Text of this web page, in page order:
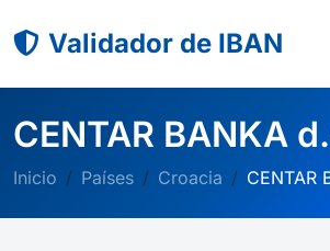
Validador de IBAN
CENTAR BANKA
Inicio Países Croacia CENTAR